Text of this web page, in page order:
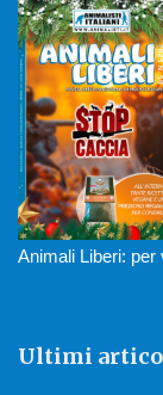
Animali Liberi: per
Ultimi